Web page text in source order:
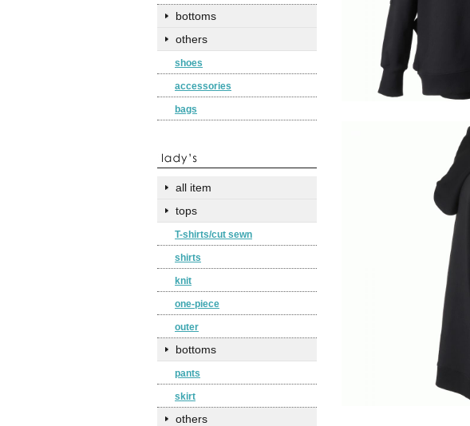
bottoms
others
shoes
accessories
bags
all item
tops
T-shirts/cut sewn
shirts
knit
one-piece
outer
bottoms
pants
skirt
others